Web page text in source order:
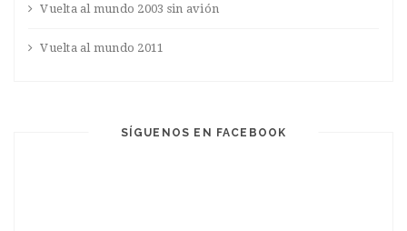
Vuelta al mundo 2003 sin avión
Vuelta al mundo 2011
SÍGUENOS EN FACEBOOK